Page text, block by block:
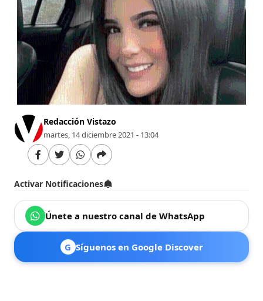
Redacción Vistazo
martes, 14 diciembre 2021 - 13:04
Activar Notificaciones
Únete a nuestro canal de WhatsApp
G Síguenos en Google Discover